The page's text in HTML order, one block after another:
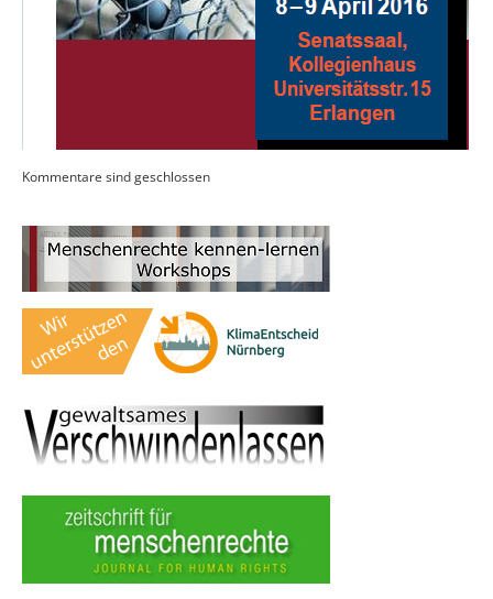
Kommentare sind geschlossen